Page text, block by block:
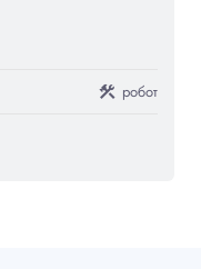
construction робот